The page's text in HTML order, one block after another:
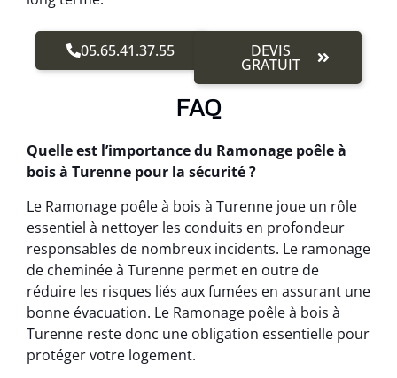
05.65.41.37.55 DEVIS
GRATUIT
FAQ
Quelle est l’importance du Ramonage poêle à
bois à Turenne pour la sécurité ?
Le Ramonage poêle à bois à Turenne joue un rôle
essentiel à nettoyer les conduits en profondeur
responsables de nombreux incidents. Le ramonage
de cheminée à Turenne permet en outre de
réduire les risques liés aux fumées en assurant une
bonne évacuation. Le Ramonage poêle à bois à
Turenne reste donc une obligation essentielle pour
protéger votre logement.